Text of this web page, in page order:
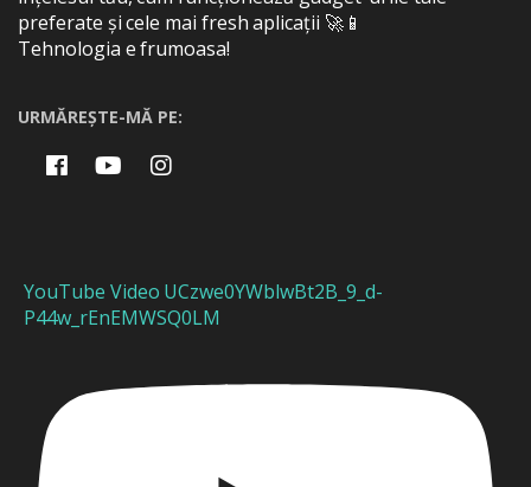
preferate și cele mai fresh aplicații 🚀📱
Tehnologia e frumoasa!
URMĂREȘTE-MĂ PE:
YouTube Video UCzwe0YWblwBt2B_9_d-
P44w_rEnEMWSQ0LM